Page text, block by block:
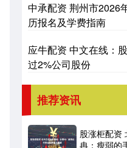
中承配资 荆州市2026
历报名及学费指南
应牛配资 中文在线：
过2%公司股份
推荐资讯
股涨柜配资
冉：瘦弱的